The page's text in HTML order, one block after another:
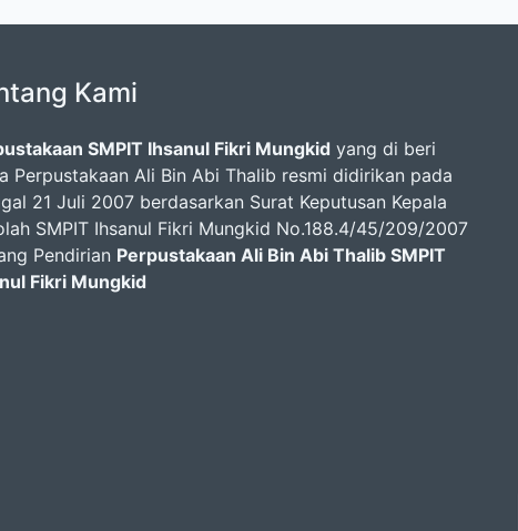
Kami
SMPIT Ihsanul Fikri Mungkid yang di beri
Perpustakaan Ali Bin Abi Thalib resmi didirikan pada
21 Juli 2007 berdasarkan Surat Keputusan Kepala
SMPIT Ihsanul Fikri Mungkid No.188.4/45/209/2007
Pendirian Perpustakaan Ali Bin Abi Thalib SMPIT
Fikri Mungkid